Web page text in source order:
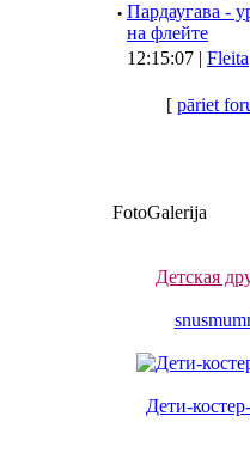
· Пардаугава -
на флейте
12:15:07 | Fleita
[ pāriet
FotoGalerija
Детская
Дети-